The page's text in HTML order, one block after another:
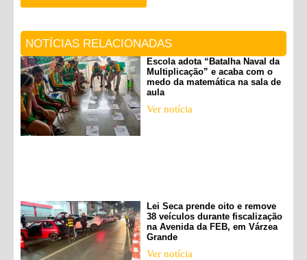
NOTÍCIAS RELACIONADAS
Escola adota “Batalha Naval da
Multiplicação” e acaba com o
medo da matemática na sala de
aula
Ver notícia
Lei Seca prende oito e remove
38 veículos durante fiscalização
na Avenida da FEB, em Várzea
Grande
Ver notícia